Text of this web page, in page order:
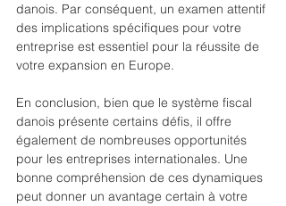
danois. Par conséquent, un examen attentif
des implications spécifiques pour votre
entreprise est essentiel pour la réussite de
votre expansion en Europe.
En conclusion, bien que le système fiscal
danois présente certains défis, il offre
également de nombreuses opportunités
pour les entreprises internationales. Une
bonne compréhension de ces dynamiques
peut donner un avantage certain à votre